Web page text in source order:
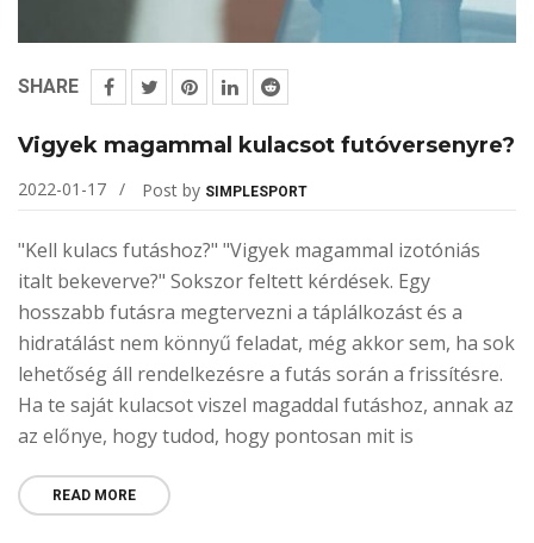
SHARE
Vigyek magammal kulacsot futóversenyre?
2022-01-17 Post by SIMPLESPORT
"Kell kulacs futáshoz?" "Vigyek magammal izotóniás
italt bekeverve?" Sokszor feltett kérdések. Egy
hosszabb futásra megtervezni a táplálkozást és a
hidratálást nem könnyű feladat, még akkor sem, ha sok
lehetőség áll rendelkezésre a futás során a frissítésre.
Ha te saját kulacsot viszel magaddal futáshoz, annak az
az előnye, hogy tudod, hogy pontosan mit is
READ MORE